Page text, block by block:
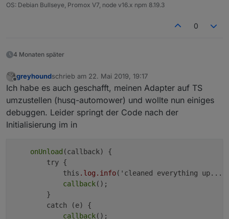
OS: Debian Bullseye, Promox V7, node v16.x npm 8.19.3
0
4 Monaten später
Offline
greyhoundschrieb am 22. Mai 2019, 19:17
zuletzt editiert von
Ich habe es auch geschafft, meinen Adapter auf TS
umzustellen (husq-automower) und wollte nun einiges
debuggen. Leider springt der Code nach der
Initialisierung im in
onUnload (callback) {
        try {
            this
.log .info('cleaned everything
callback();
        }
        catch (e) {
callback();